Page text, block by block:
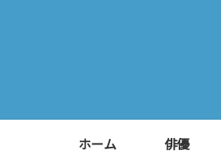
ホーム 俳優